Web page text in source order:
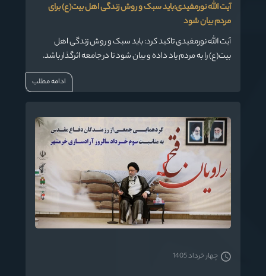
آیت الله نورمفیدی:باید سبک و روش زندگی اهل بیت(ع) برای
مردم بیان شود
آیت الله نورمفیدی تاکید کرد: باید سبک و روش زندگی اهل
بیت(ع) را به مردم یاد داده و بیان شود تا در جامعه اثرگذار باشد.
ادامه مطلب
چهار خرداد 1405